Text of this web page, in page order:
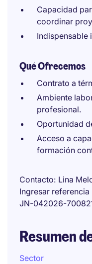
Capacidad
coordinar
Indispensable
Qué Ofrecemos
Contrato a
Ambiente
profesional.
Oportunidad
Acceso a
formación
Contacto Lina
Ingresar
JN-042026-
Resumen
Sector